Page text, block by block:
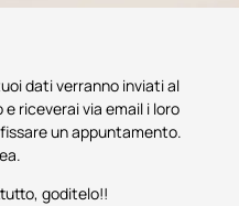
dati verranno inviati al
riceverai via email i loro
un appuntamento.
goditelo!!